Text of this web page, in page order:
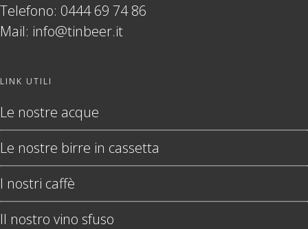
Telefono: 0444 69 74 86
Mail: info@tinbeer.it
LINK UTILI
Le nostre acque
Le nostre birre in cassetta
I nostri caffè
Il nostro vino sfuso